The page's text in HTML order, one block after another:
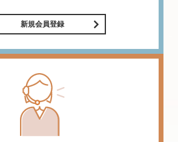
新規会員登録